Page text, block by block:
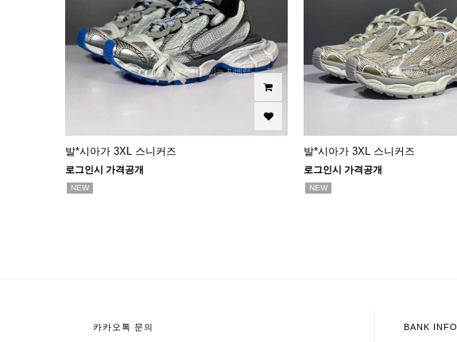
발*시아가 3XL 스니커즈
로그인시 가격공개
NEW
발*시아가 3XL 스니커즈
로그인시 가격공개
NEW
카카오톡 문의 BANK INFO